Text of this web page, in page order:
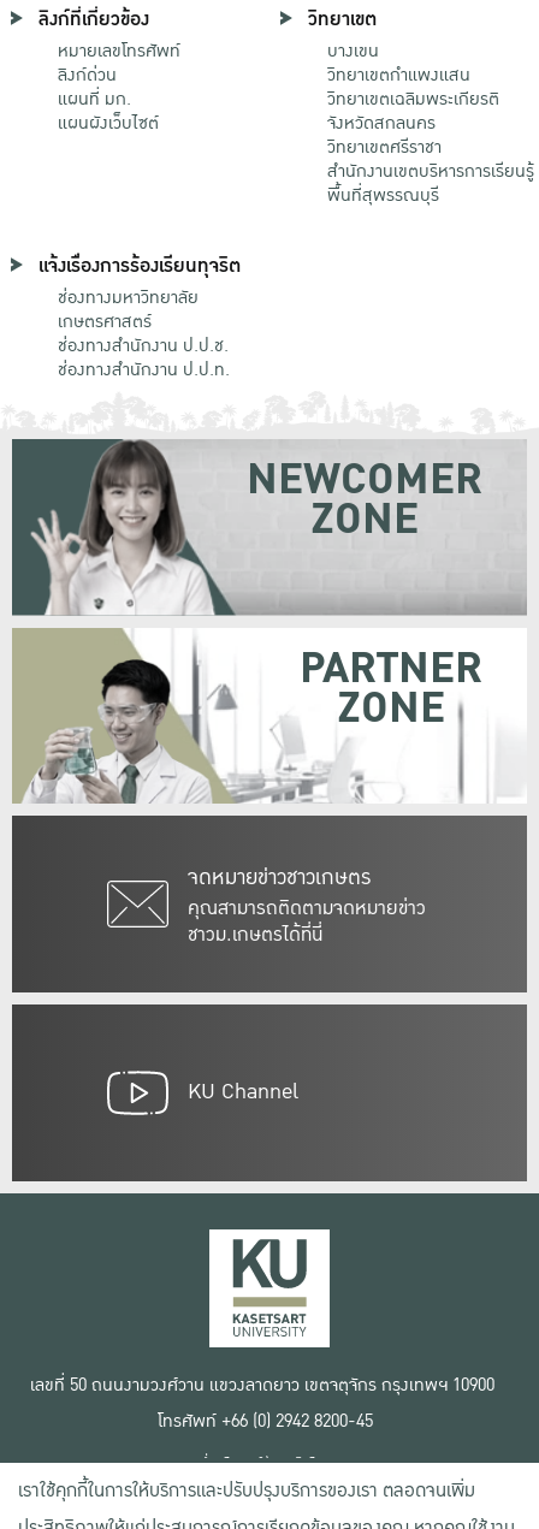
ลิงก์ที่เกี่ยวข้อง
หมายเลขโทรศัพท์
ลิงก์ด่วน
แผนที่ มก.
แผนผังเว็บไซต์
วิทยาเขต
บางเขน
วิทยาเขตกําแพงแสน
วิทยาเขตเฉลิมพระเกียรติ
จังหวัดสกลนคร
วิทยาเขตศรีราชา
สำนักงานเขตบริหารการเรียนรู้
พื้นที่สุพรรณบุรี
แจ้งเรื่องการร้องเรียนทุจริต
ช่องทางมหาวิทยาลัย
เกษตรศาสตร์
ช่องทางสำนักงาน ป.ป.ช.
ช่องทางสำนักงาน ป.ป.ท.
จดหมายข่าวชาวเกษตร
คุณสามารถติดตามจดหมายข่าว
ชาวม.เกษตรได้ที่นี่
NEWCOMER
ZONE
PARTNER
ZONE
KU Channel
เลขที่ 50 ถนนงามวงศ์วาน แขวงลาดยาว เขตจตุจักร กรุงเทพฯ 10900
โทรศัพท์ +66 (0) 2942 8200-45
เงื่อนไขการใช้งานเว็บไซต์
ข้อตกลงด้านสิทธิ์ใช้งาน
นโยบายความเป็นส่วนตัว
เราใช้คุกกี้ในการให้บริการและปรับปรุงบริการของเรา ตลอดจนเพิ่ม